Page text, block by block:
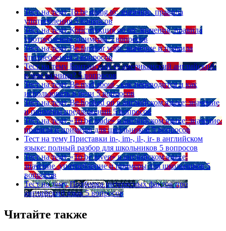
Тест на тему To be going to: значение, правила
употребления 5 вопросов
Тест на тему Конструкция go on: значения, правила
употребления, примеры 5 вопросов
Тест на тему Be familiar with: значение и правила
употребления 5 вопросов
Тест на тему Британский vs американский английский:
в чем разница? 5 вопросов
Тест на тему Be mad about - как переводится и как
использовать в речи 5 вопросов
Тест на тему Be hooked on в английском языке: значение
и примеры предложений 5 вопросов
Тест на тему «To be made» в английском языке: значение,
правила и примеры для школьников 5 вопросов
Тест на тему Приставки in-, im-, il-, ir- в английском
языке: полный разбор для школьников 5 вопросов
Тест на тему «To be given» в английском языке:
значение, употребление и примеры для школьников 5
вопросов
Тест на тему Подборка интересных фактов про
английский язык 5 вопросов
Читайте также